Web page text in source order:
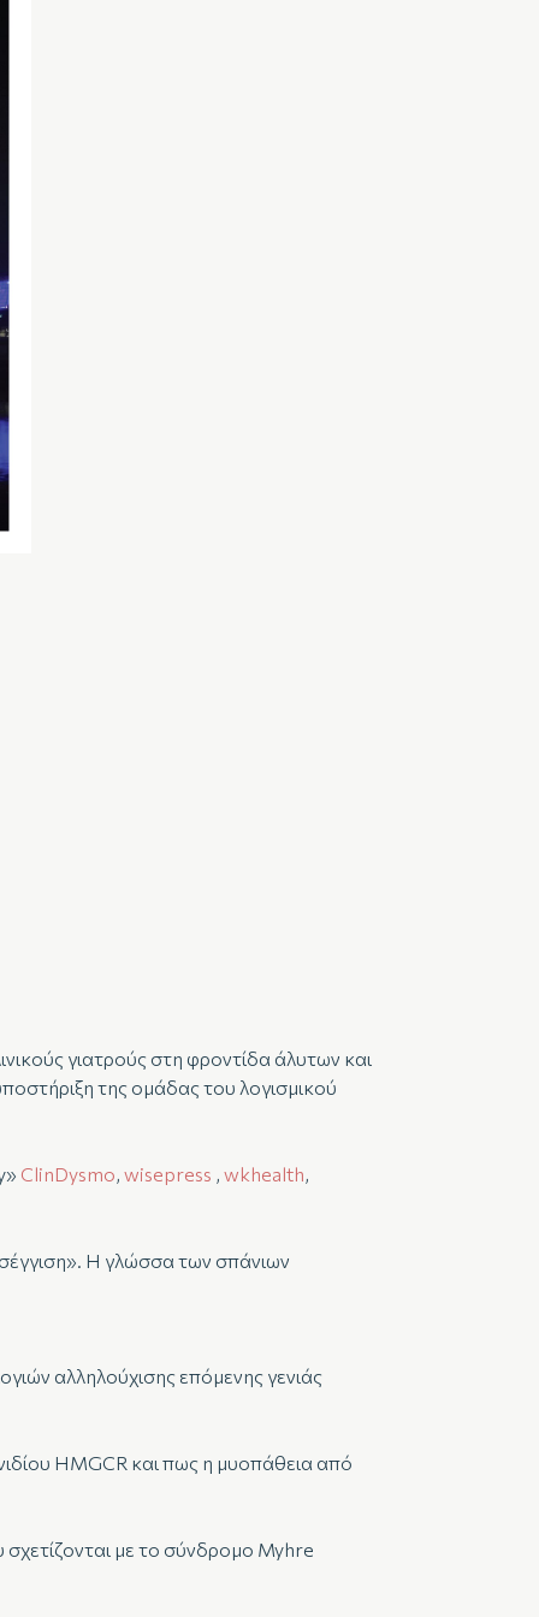
γιατρούς στη φροντίδα άλυτων και
της ομάδας του λογισμικού
ClinDysmo,wisepress ,wkhealth,
Η γλώσσα των σπάνιων
αλληλούχισης επόμενης γενιάς
HMGCR και πως η μυοπάθεια από
σχετίζονται με το σύνδρομο Myhre